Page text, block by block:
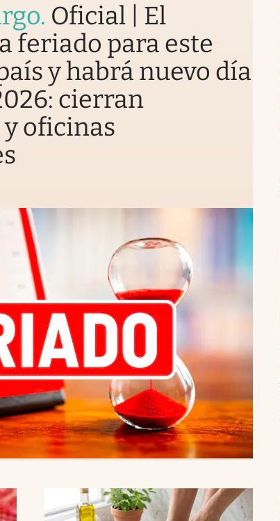
. Oficial | El
feriado para este
y habrá nuevo día
cierran
y oficinas